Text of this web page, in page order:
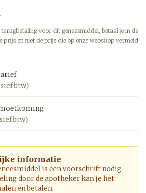
voor dit geneesmiddel, betaal je in de
prijs en niet de prijs die op onze webshop vermeld
btw)
btw)
informatie
is een voorschrift nodig.
door de apotheker kan je het
en betalen.